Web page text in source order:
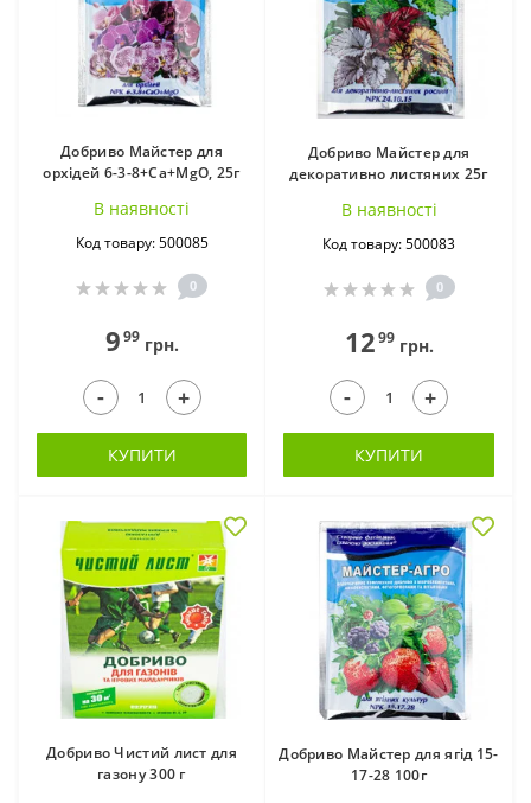
Добриво Майстер для
орхідей 6-3-8+Са+MgO, 25г
В наявностi
Код товару: 500085
0
999грн.
- +
КУПИТИ
Добриво Майстер для
декоративно листяних 25г
В наявностi
Код товару: 500083
0
1299грн.
- +
КУПИТИ
Добриво Чистий лист для
газону 300 г
Добриво Майстер для ягід 15-
17-28 100г